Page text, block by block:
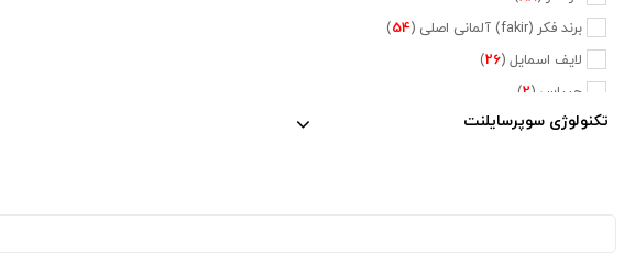
برند فکر (fakir) آلمانی اصلی (
54
)
لایف اسمایل (26
)
جیپاس (2
)
دلمونتی (47
)
تکنولوژی سوپرسایلنت